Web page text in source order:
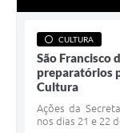
CULTURA
São Francisco
preparatórios
Cultura
Ações da
nos dias 21 e 22